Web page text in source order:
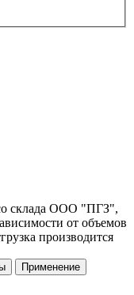
склада ООО "ПГЗ",
от объемов
производится
Применение